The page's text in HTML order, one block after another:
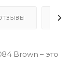
Brown – это